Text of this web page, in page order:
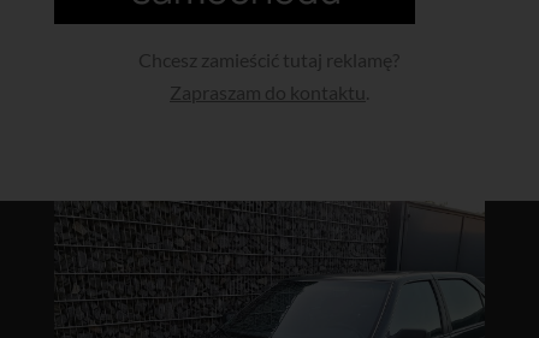
Chcesz zamieścić tutaj reklamę?
Zapraszam do kontaktu